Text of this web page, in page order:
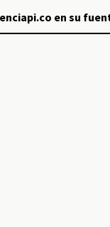
en su